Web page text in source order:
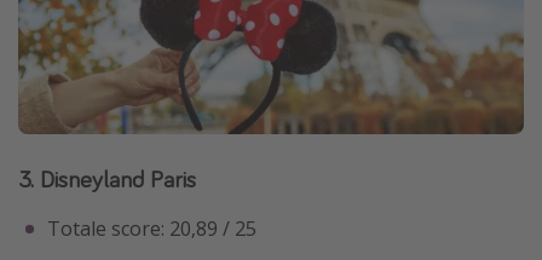
3. Disneyland Paris
Totale score: 20,89 / 25